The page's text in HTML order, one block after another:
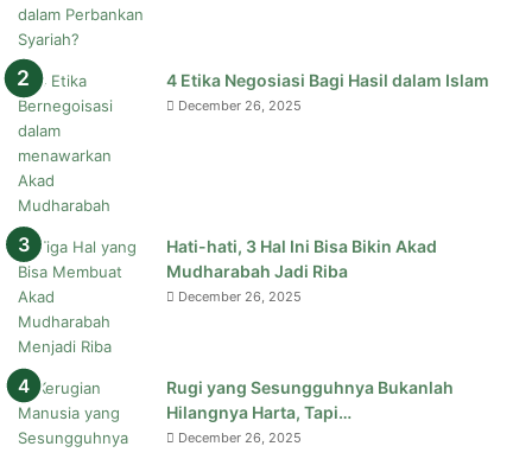
4 Etika Negosiasi Bagi Hasil dalam Islam
December 26, 2025
Hati-hati, 3 Hal Ini Bisa Bikin Akad
Mudharabah Jadi Riba
December 26, 2025
Rugi yang Sesungguhnya Bukanlah
Hilangnya Harta, Tapi…
December 26, 2025